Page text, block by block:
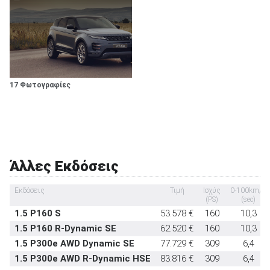
αυχένα
Υπηρεσία κλήσης οδικής βοήθειας σε έκτακτη ανάγκη
Υποδοχή παιδικού καθίσματος ISOFIX
Σύστημα αναγνώρισης οδικών σημάτων
Σύστημα αυτόματου παρκαρίσματος
17 Φωτογραφίες
Άλλες Εκδόσεις
Εκδόσεις Τιμή
Ισχύς
(PS)
0-100km/h
(sec)
1.5 P160 S 53.578 € 160
10,3
1.5 P160 R-Dynamic SE
62.520 € 160
10,3
1.5 P300e AWD Dynamic SE
77.729 € 309
6,4
1.5 P300e AWD R-Dynamic HSE
83.816 € 309
6,4